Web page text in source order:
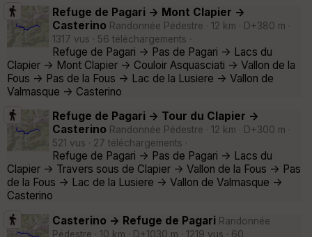
Refuge de Pagari -> Mont Clapier ->
Casterino Randonnée Pédestre · 12 km · D+380 m ·
1317 vus · 56 téléchargements ·
Refuge de Pagari -> Pas de Pagari -> Lacs du
Clapier -> Mont Clapier -> Couloir Asquasciati -> Vallon de la
Fous -> Pas de la Fous -> Lac de la Lusiere -> Vallon de
Valmasque -> Casterino
Refuge de Pagari -> Tour du Clapier ->
Casterino Randonnée Pédestre · 12 km · D+300 m ·
521 vus · 27 téléchargements ·
Refuge de Pagari -> Pas de Pagari -> Lacs du
Clapier -> Travers sous de Clapier -> Vallon de la Fous -> Pas
de la Fous -> Lac de la Lusiere -> Vallon de Valmasque ->
Casterino
Casterino -> Refuge de Pagari Randonnée
Pédestre · 10 km · D+1030 m · 1219 vus · 60